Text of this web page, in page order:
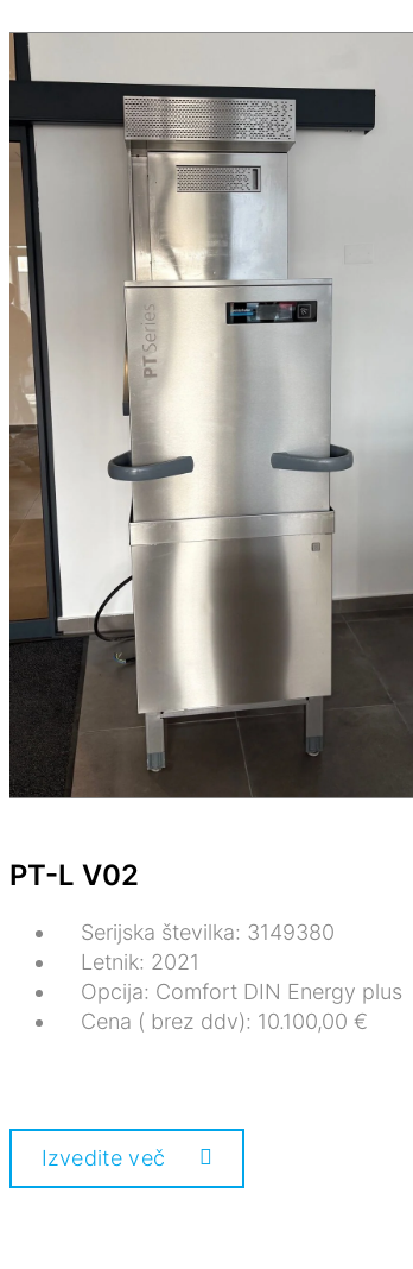
PT-L V02
Serijska številka: 3149380
Letnik: 2021
Opcija: Comfort DIN Energy plus
Cena ( brez ddv): 10.100,00 €
Izvedite več